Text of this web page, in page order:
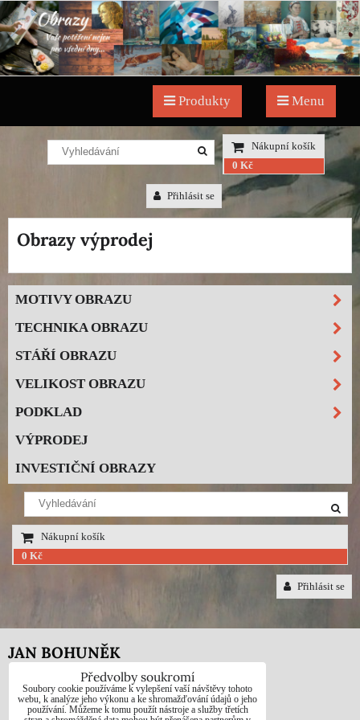
Produkty Menu
Nákupní košík
0 Kč
Přihlásit se
Obrazy výprodej
MOTIVY OBRAZU
TECHNIKA OBRAZU
STÁŘÍ OBRAZU
VELIKOST OBRAZU
PODKLAD
VÝPRODEJ
INVESTIČNÍ OBRAZY
Nákupní košík
0 Kč
Přihlásit se
JAN BOHUNĚK
Telefon: +420725021832
e-mail: 1jab@seznam.cz
Předvolby soukromí
Soubory cookie používáme k vylepšení vaší návštěvy tohoto
webu, k analýze jeho výkonu a ke shromažďování údajů o jeho
používání. Můžeme k tomu použít nástroje a služby třetích